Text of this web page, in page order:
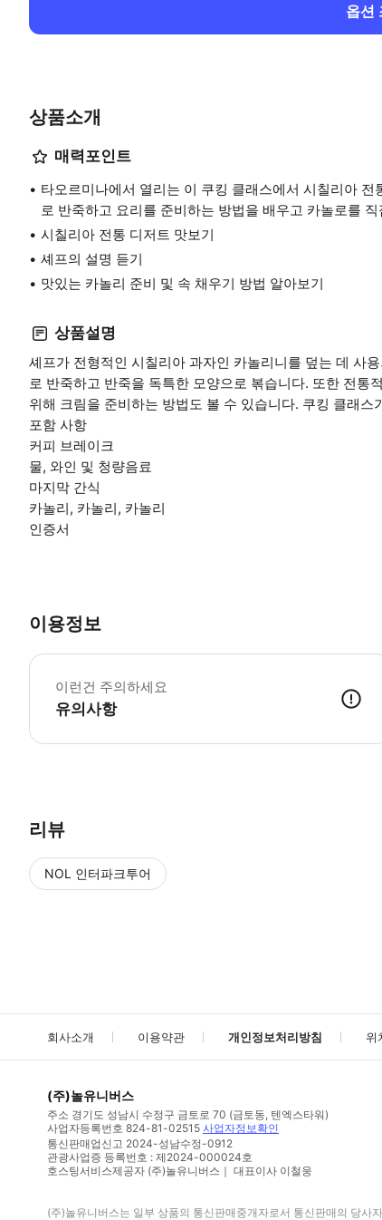
옵션
상품소개
매력포인트
타오르미나에서 열리는 이 쿠킹 클래스에서 시칠리아
로 반죽하고 요리를 준비하는 방법을 배우고 카놀로를
시칠리아 전통 디저트 맛보기
셰프의 설명 듣기
맛있는 카놀리 준비 및 속 채우기 방법 알아보기
상품설명
셰프가 전형적인 시칠리아 과자인 카놀리니를 덮는 데 사
로 반죽하고 반죽을 독특한 모양으로 볶습니다. 또한 전통
위해 크림을 준비하는 방법도 볼 수 있습니다. 쿠킹 클래
포함 사항
커피 브레이크
물, 와인 및 청량음료
마지막 간식
카놀리, 카놀리, 카놀리
인증서
이용정보
이런건 주의하세요
유의사항
리뷰
NOL 인터파크투어
회사소개 이용약관 개인정보처리방침 위
(주)놀유니버스
주소 경기도 성남시 수정구 금토로 70 (금토동, 텐엑스타워)
사업자등록번호 824-81-02515 사업자정보확인
통신판매업신고 2024-성남수정-0912
관광사업증 등록번호 : 제2024-000024호
호스팅서비스제공자 (주)놀유니버스｜ 대표이사 이철웅
(주)놀유니버스는 일부 상품의 통신판매중개자로서 통신판매의 당사